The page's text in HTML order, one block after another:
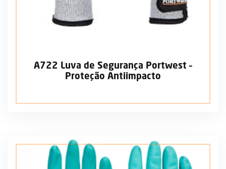
A722 Luva de Segurança Portwest –
Proteção Antiimpacto